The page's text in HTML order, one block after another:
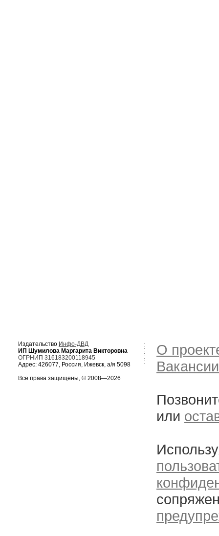
Издательство Инфо-ДВД
ИП Шумилова Маргарита Викторовна
ОГРНИП 316183200118945
Адрес: 426077, Россия, Ижевск, а/я 5098
Все права защищены, © 2008—2026
О
Вакансии
или